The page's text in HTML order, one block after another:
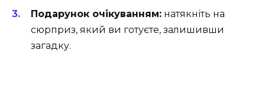
Подарунок очікуванням: натякніть на
сюрприз, який ви готуєте, залишивши
загадку.